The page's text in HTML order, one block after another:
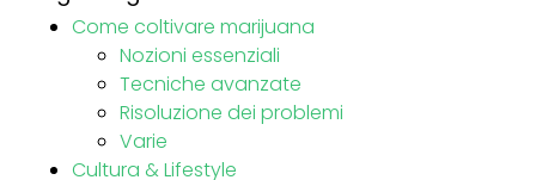
Come coltivare marijuana
Nozioni essenziali
Tecniche avanzate
Risoluzione dei problemi
Varie
Cultura & Lifestyle